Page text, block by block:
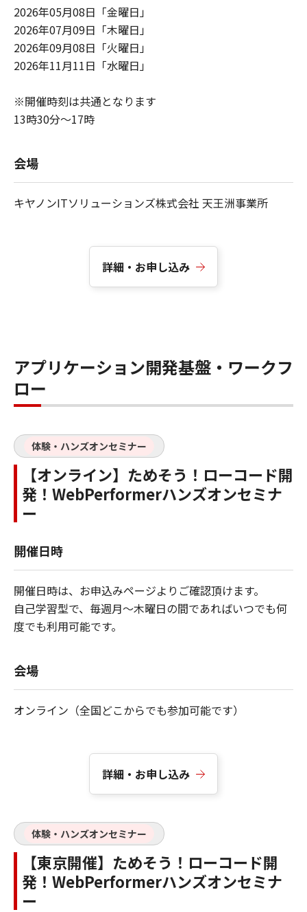
2026年05月08日「金曜日」
2026年07月09日「木曜日」
2026年09月08日「火曜日」
2026年11月11日「水曜日」
※開催時刻は共通となります
13時30分～17時
会場
キヤノンITソリューションズ株式会社 天王洲事業所
詳細・お申し込み
アプリケーション開発基盤・ワークフ
ロー
体験・ハンズオンセミナー
【オンライン】ためそう！ローコード開
発！WebPerformerハンズオンセミナ
ー
開催日時
開催日時は、お申込みページよりご確認頂けます。
自己学習型で、毎週月～木曜日の間であればいつでも何
度でも利用可能です。
会場
オンライン（全国どこからでも参加可能です）
詳細・お申し込み
体験・ハンズオンセミナー
【東京開催】ためそう！ローコード開
発！WebPerformerハンズオンセミナ
ー